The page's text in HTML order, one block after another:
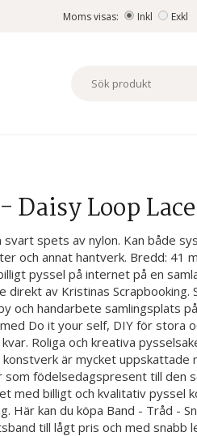
Moms visas: Inkl Exkl
Daisy Loop
svart spets av nylon. Kan både
och annat hantverk. Bredd: 41
pyssel på internet på en
direkt av Kristinas Scrapbooking.
och handarbete samlingsplats
Do it your self, DIY för stora
Roliga och kreativa
är mycket uppskattade
som födelsedagspresent till den
med billigt och kvalitativ pyssel
Här kan du köpa Band - Tråd -
till lågt pris och med snabb